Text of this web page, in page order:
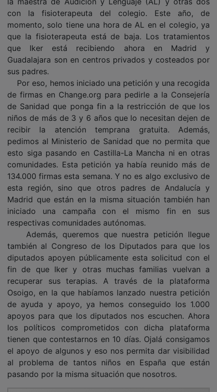
con la fisioterapeuta del colegio. Este año, de
momento, solo tiene una hora de AL en el colegio, ya
que la fisioterapeuta está de baja. Los tratamientos
que Iker está recibiendo ahora en Madrid y
Guadalajara son en centros privados y costeados por
sus padres.
Por eso, hemos iniciado una petición y una recogida
de firmas en Change.org para pedirle a la Consejería
de Sanidad que ponga fin a la restricción de que los
niños de más de 3 y 6 años que lo necesitan dejen de
recibir la atención temprana gratuita. Además,
pedimos al Ministerio de Sanidad que no permita que
esto siga pasando en Castilla-La Mancha ni en otras
comunidades. Esta petición ya había reunido más de
134.000 firmas esta semana. Y no es algo exclusivo de
esta región, sino que otros padres de Andalucía y
Madrid que están en la misma situación también han
iniciado una campaña con el mismo fin en sus
respectivas comunidades autónomas.
Además, queremos que nuestra petición llegue
también al Congreso de los Diputados para que los
diputados apoyen públicamente esta solicitud con el
fin de que Iker y otras muchas familias vuelvan a
recuperar sus terapias. A través de la plataforma
Osoigo, en la que habíamos lanzado nuestra petición
de ayuda y apoyo, ya hemos conseguido los 1.000
apoyos para que los diputados nos escuchen. Ahora
los políticos comprometidos con dicha plataforma
tienen que contestarnos en 10 días. Ojalá consigamos
el apoyo de algunos y eso nos permita dar visibilidad
al problema de tantos niños en España que están
pasando por la misma situación que nosotros.